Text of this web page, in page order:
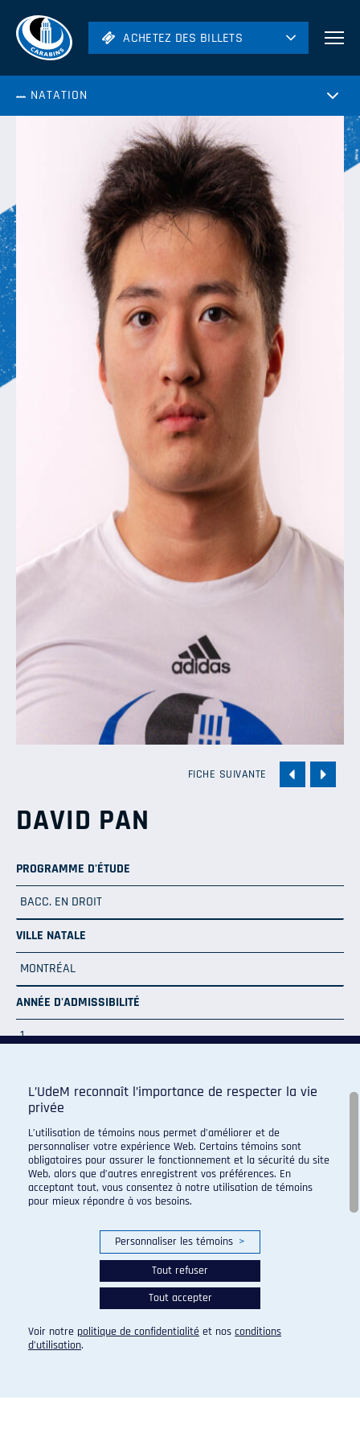
ACHETEZ DES BILLETS
Soccer
Rugby
Volleyball
ACHETEZ DES BILLETS
NATATION
FICHE SUIVANTE
DAVID PAN
PROGRAMME D'ÉTUDE
BACC. EN DROIT
VILLE NATALE
MONTRÉAL
ANNÉE D'ADMISSIBILITÉ
1
Programme de sport d'excellence du campus regroupant :
L’UdeM reconnaît l’importance de respecter la vie
privée
L’utilisation de témoins nous permet d’améliorer et de
personnaliser votre expérience Web. Certains témoins sont
obligatoires pour assurer le fonctionnement et la sécurité du site
Web, alors que d’autres enregistrent vos préférences. En
acceptant tout, vous consentez à notre utilisation de témoins
pour mieux répondre à vos besoins.
Personnaliser les témoins >
Tout refuser
Tout accepter
Voir notre politique de confidentialité et nos conditions
d’utilisation.